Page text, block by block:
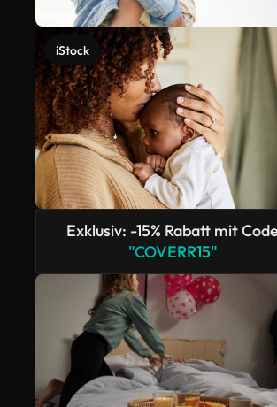
iStock
Exklusiv: -15% Rabatt mit Code
"COVERR15"